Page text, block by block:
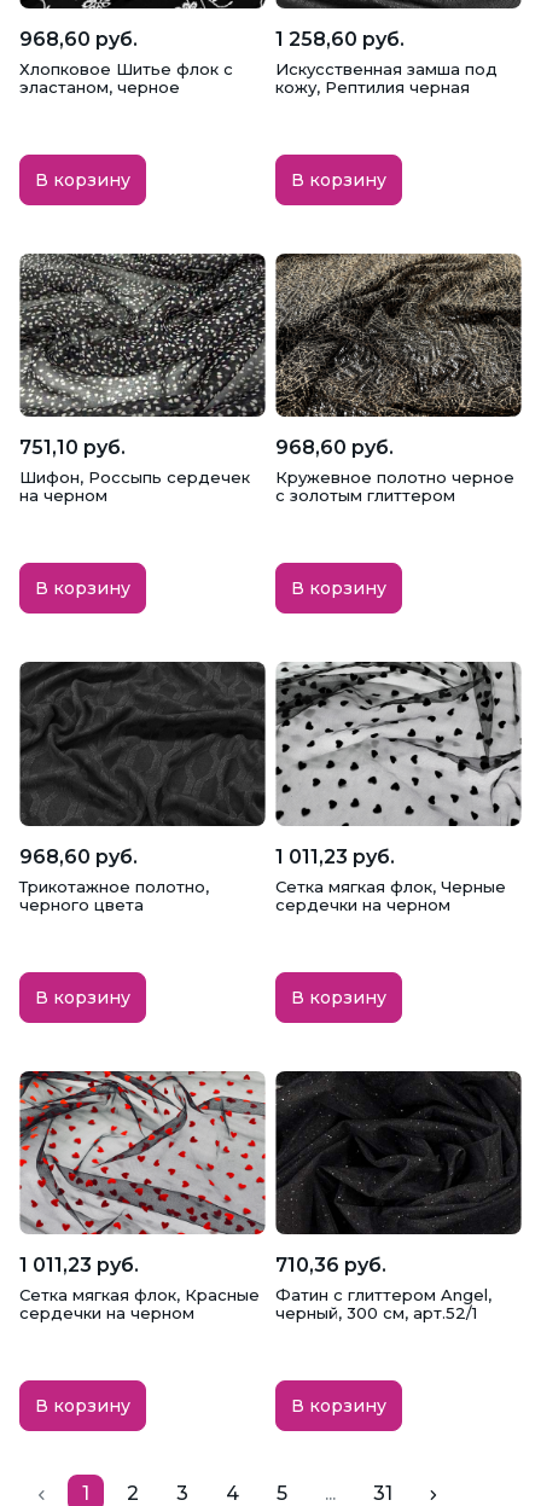
968,60 руб.
Хлопковое Шитье флок с
эластаном, черное
В корзину
1 258,60 руб.
Искусственная замша под
кожу, Рептилия черная
В корзину
751,10 руб.
Шифон, Россыпь сердечек
на черном
В корзину
968,60 руб.
Кружевное полотно черное
с золотым глиттером
В корзину
968,60 руб.
Трикотажное полотно,
черного цвета
В корзину
1 011,23 руб.
Сетка мягкая флок, Черные
сердечки на черном
В корзину
1 011,23 руб.
Сетка мягкая флок, Красные
сердечки на черном
В корзину
710,36 руб.
Фатин с глиттером Angel,
черный, 300 см, арт.52/1
В корзину
1 2 3 4 5 ... 31